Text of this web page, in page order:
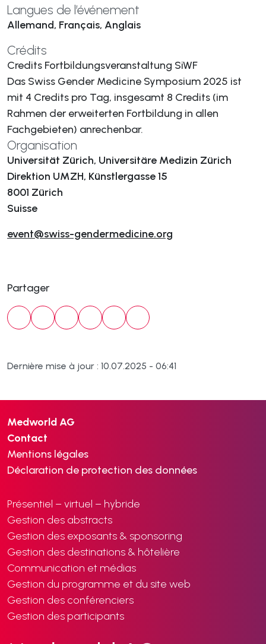
Langues de l’événement
Allemand, Français, Anglais
Crédits
Credits Fortbildungsveranstaltung SiWF
Das Swiss Gender Medicine Symposium 2025 ist
mit 4 Credits pro Tag, insgesamt 8 Credits (im
Rahmen der erweiterten Fortbildung in allen
Fachgebieten) anrechenbar.
Organisation
Universität Zürich, Universitäre Medizin Zürich
Direktion UMZH, Künstlergasse 15
8001 Zürich
Suisse
event@swiss-gendermedicine.org
Partager
Dernière mise à jour : 10.07.2025 - 06:41
Medworld AG
Contact
Mentions légales
Déclaration de protection des données
Présentiel – virtuel – hybride
Gestion des abstracts
Gestion des exposants & sponsoring
Gestion des destinations & hôtelière
Communication et médias
Gestion du programme et du site web
Gestion des conférenciers
Gestion des participants